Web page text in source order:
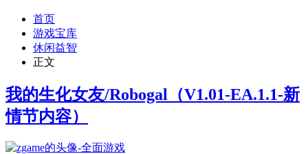
首页
游戏宝库
休闲益智
正文
我的生化女友/Robogal（V1.01-EA.1.1-新
情节内容）